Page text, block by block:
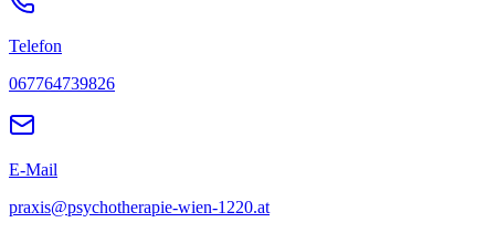
Telefon
067764739826
E-Mail
praxis@psychotherapie-wien-1220.at